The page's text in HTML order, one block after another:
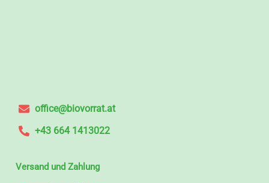
office@biovorrat.at
+43 664 1413022
Versand und Zahlung